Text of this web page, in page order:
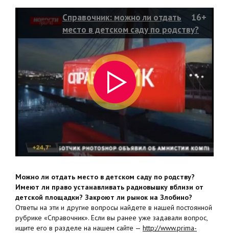
Справочник: можно ли отдать
место в детском саду по родству?
16+
Можно ли отдать место в детском саду по родству?
Имеют ли право устанавливать радиовышку вблизи от
детской площадки? Закроют ли рынок на Злобино?
Ответы на эти и другие вопросы найдете в нашей постоянной
рубрике «Справочник». Если вы ранее уже задавали вопрос,
ищите его в разделе на нашем сайте — http://www.prima-